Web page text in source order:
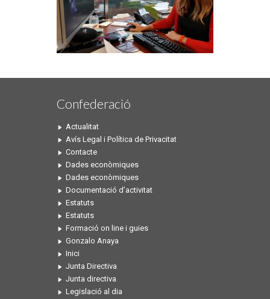
Confederació
Actualitat
Avís Legal i Política de Privacitat
Contacte
Dades econòmiques
Dades econòmiques
Documentació d’activitat
Estatuts
Estatuts
Formació on line i guies
Gonzalo Anaya
Inici
Junta Directiva
Junta directiva
Legislació al dia